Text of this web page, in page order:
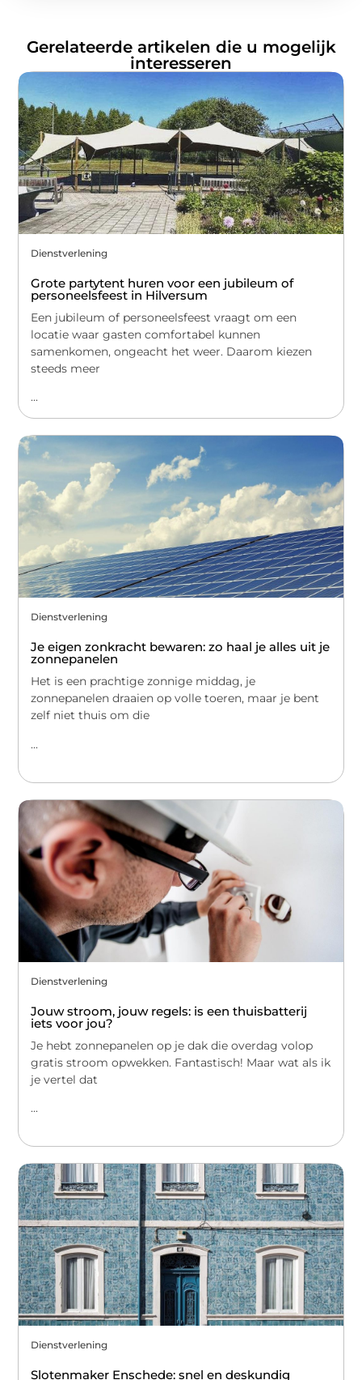
Gerelateerde artikelen die u mogelijk
interesseren
Dienstverlening
Grote partytent huren voor een jubileum of
personeelsfeest in Hilversum
Een jubileum of personeelsfeest vraagt om een
locatie waar gasten comfortabel kunnen
samenkomen, ongeacht het weer. Daarom kiezen
steeds meer
...
Dienstverlening
Je eigen zonkracht bewaren: zo haal je alles uit je
zonnepanelen
Het is een prachtige zonnige middag, je
zonnepanelen draaien op volle toeren, maar je bent
zelf niet thuis om die
...
Dienstverlening
Jouw stroom, jouw regels: is een thuisbatterij
iets voor jou?
Je hebt zonnepanelen op je dak die overdag volop
gratis stroom opwekken. Fantastisch! Maar wat als ik
je vertel dat
...
Dienstverlening
Slotenmaker Enschede: snel en deskundig